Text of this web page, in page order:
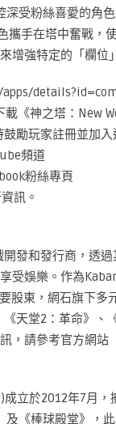
受粉絲喜愛的角
手在塔中奮戰，
增強特定的「欄位
《神之塔：New
鼓勵玩家註冊並加
頻道
粉絲專頁
訊。
發和發行商，透
受娛樂。作為
股東，網石旗下多
天堂2：革命》、
，請參考官方網站
立於2012年7月，
《棒球殿堂》，